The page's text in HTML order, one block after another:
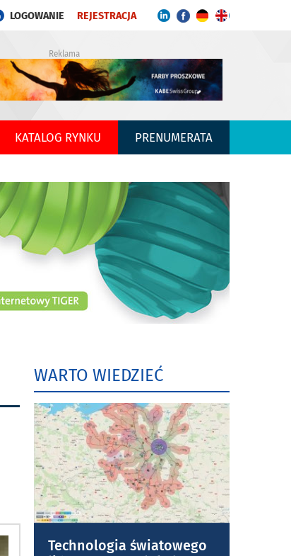
LOGOWANIE REJESTRACJA
Reklama
KATALOG RYNKU PRENUMERATA
WARTO WIEDZIEĆ
Technologia światowego